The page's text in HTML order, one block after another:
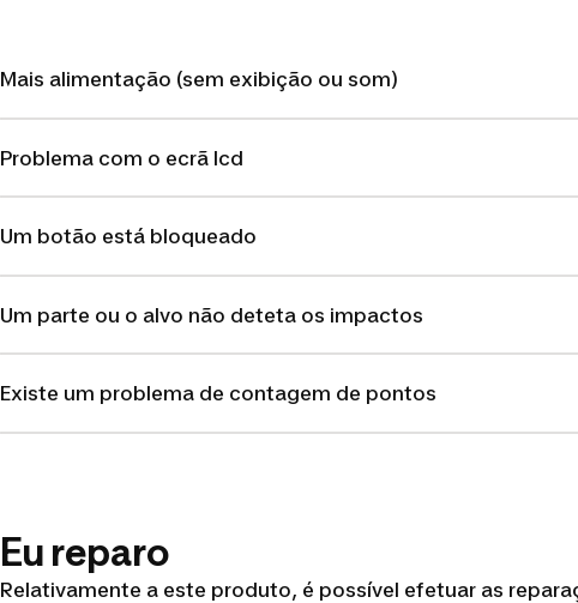
Mais alimentação (sem exibição ou som)
Problema com o ecrã lcd
Um botão está bloqueado
Um parte ou o alvo não deteta os impactos
Existe um problema de contagem de pontos
Eu reparo
Relativamente a este produto, é possível efetuar as